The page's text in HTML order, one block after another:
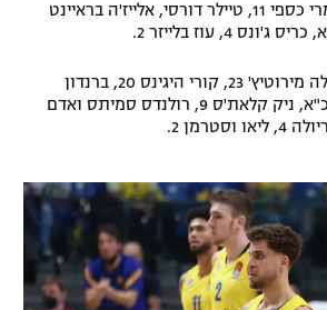
אנג'לו קלויארו 12, עומרי כספי 11, טיילר דורסי, אלייז'ה בראיינט
ניקולה מירוטיץ' 23, קורי היגינס 20, ברנדון
דייויס וקייל קוריץ' 12 כ"א, ניק קלאת'ס 9, רולנדס סמיתס ואדם